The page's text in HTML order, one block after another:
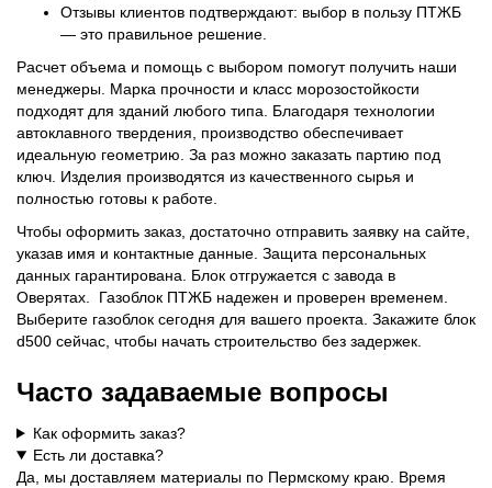
Отзывы клиентов подтверждают: выбор в пользу ПТЖБ
— это правильное решение.
Расчет объема и помощь с выбором помогут получить наши
менеджеры. Марка прочности и класс морозостойкости
подходят для зданий любого типа. Благодаря технологии
автоклавного твердения, производство обеспечивает
идеальную геометрию. За раз можно заказать партию под
ключ. Изделия производятся из качественного сырья и
полностью готовы к работе.
Чтобы оформить заказ, достаточно отправить заявку на сайте,
указав имя и контактные данные. Защита персональных
данных гарантирована. Блок отгружается с завода в
Оверятах. Газоблок ПТЖБ надежен и проверен временем.
Выберите газоблок сегодня для вашего проекта. Закажите блок
d500 сейчас, чтобы начать строительство без задержек.
Часто задаваемые вопросы
Как оформить заказ?
Есть ли доставка?
Да, мы доставляем материалы по Пермскому краю. Время